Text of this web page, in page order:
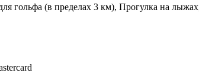
гольфа (в пределах 3 км), Прогулка на